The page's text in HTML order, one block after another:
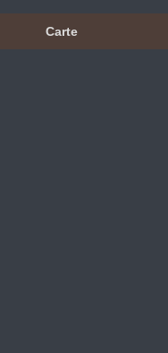
Carte